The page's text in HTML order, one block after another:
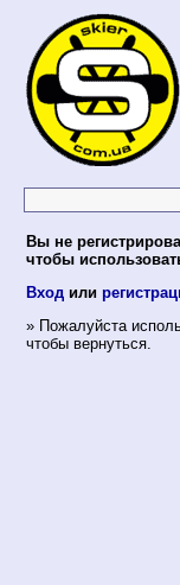
Вы не
чтобы
Вход или
» Пожалуйста
чтобы вернуться.